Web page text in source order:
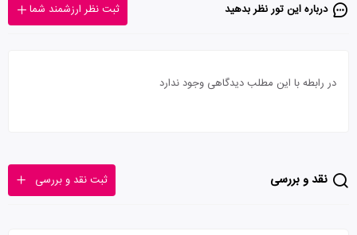
درباره این تور‌ نظر بدهید ثبت نظر ارزشمند شما
در رابطه با این مطلب دیدگاهی وجود ندارد
نقد و بررسی ثبت نقد و بررسی